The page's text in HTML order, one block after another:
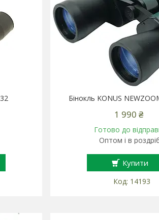
Бінокль KONUS
1 990 ₴
Готово до
Оптом і в
Купити
14193